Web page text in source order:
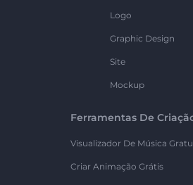
Logo
Graphic Design
Site
Mockup
Ferramentas De
Visualizador De Música
Criar Animação Grátis